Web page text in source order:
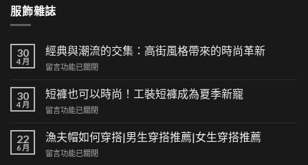
服飾雜誌
30
4 月
經典與潮流的交集：高街風格帶來的時尚革新
在
典
與
潮
的
集：
留言功能已關閉
30
4 月
短褲也可以時尚！工裝短褲成為夏季新寵
在
褲
也
可
留言功能已關閉
22
6 月
漁夫帽如何穿搭|男生穿搭推薦|女生穿搭推薦
在
留言功能已關閉